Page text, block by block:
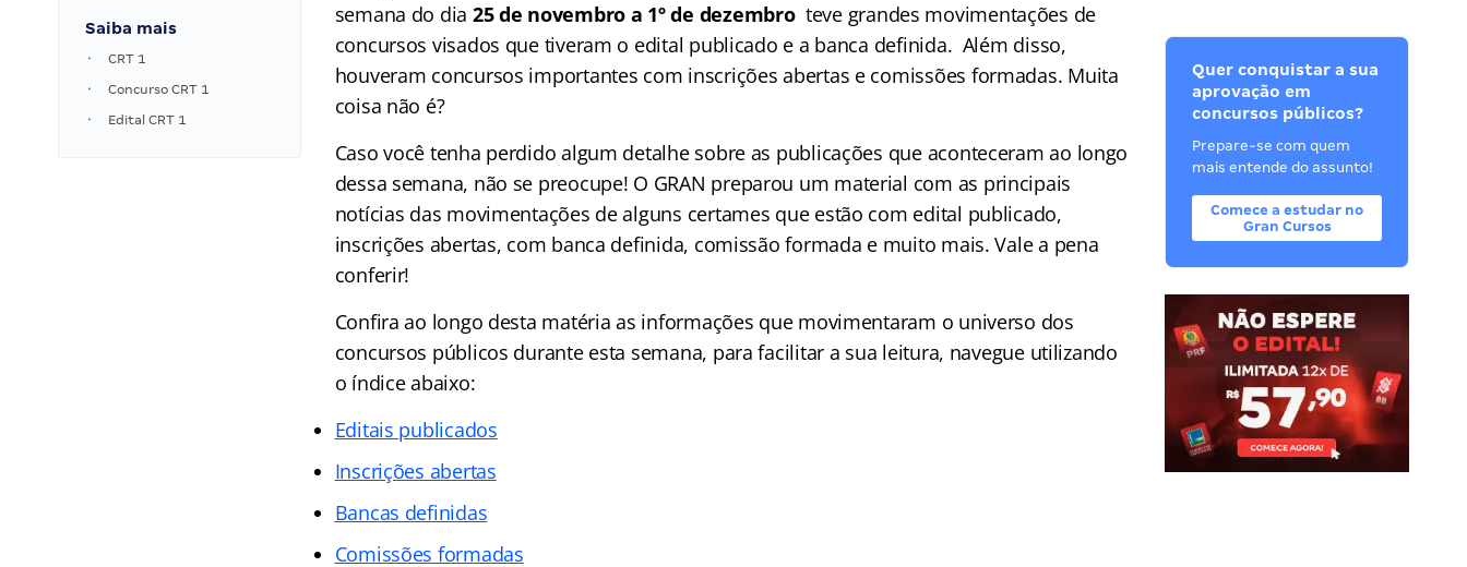
Saiba mais
CRT 1
Concurso CRT 1
Edital CRT 1
semana do dia 25 de novembro a 1º de dezembro teve grandes movimentações de
concursos visados que tiveram o edital publicado e a banca definida. Além disso,
houveram concursos importantes com inscrições abertas e comissões formadas. Muita
coisa não é?
Caso você tenha perdido algum detalhe sobre as publicações que aconteceram ao longo
dessa semana, não se preocupe! O GRAN preparou um material com as principais
notícias das movimentações de alguns certames que estão com edital publicado,
inscrições abertas, com banca definida, comissão formada e muito mais. Vale a pena
conferir!
Confira ao longo desta matéria as informações que movimentaram o universo dos
concursos públicos durante esta semana, para facilitar a sua leitura, navegue utilizando
o índice abaixo:
Editais publicados
Inscrições abertas
Bancas definidas
Comissões formadas
Quer conquistar a sua
aprovação em
concursos públicos?
Prepare-se com quem
mais entende do assunto!
Comece a estudar no
Gran Cursos